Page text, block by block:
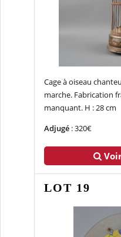
Cage à oiseau
marche. Fabrication
manquant. H : 28 cm
Adjugé: 320€
LOT 19